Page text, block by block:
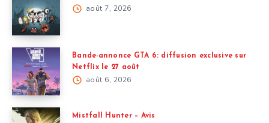
août 7, 2026
Bande-annonce GTA 6: diffusion exclusive sur
Netflix le 27 août
août 6, 2026
Mistfall Hunter – Avis